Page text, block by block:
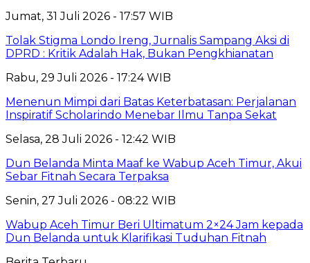
Jumat, 31 Juli 2026 - 17:57 WIB
Tolak Stigma Londo Ireng, Jurnalis Sampang Aksi di
DPRD : Kritik Adalah Hak, Bukan Pengkhianatan
Rabu, 29 Juli 2026 - 17:24 WIB
Menenun Mimpi dari Batas Keterbatasan: Perjalanan
Inspiratif Scholarindo Menebar Ilmu Tanpa Sekat
Selasa, 28 Juli 2026 - 12:42 WIB
Dun Belanda Minta Maaf ke Wabup Aceh Timur, Akui
Sebar Fitnah Secara Terpaksa
Senin, 27 Juli 2026 - 08:22 WIB
Wabup Aceh Timur Beri Ultimatum 2×24 Jam kepada
Dun Belanda untuk Klarifikasi Tuduhan Fitnah